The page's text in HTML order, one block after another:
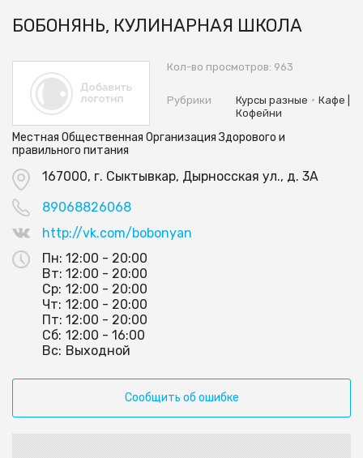
БОБOНЯНЬ, КУЛИНАРНАЯ ШКОЛА
Кол-во просмотров: 963
Рубрики Курсы разные • Кафе |
Кофейни
Местная Общественная Организация Здорового и
правильного питания
167000, г. Сыктывкар, Дырносская ул., д. 3А
89068826068
http://vk.com/bobonyan
Пн: 12:00 - 20:00
Вт: 12:00 - 20:00
Ср: 12:00 - 20:00
Чт: 12:00 - 20:00
Пт: 12:00 - 20:00
Сб: 12:00 - 16:00
Вс: Выходной
Сообщить об ошибке